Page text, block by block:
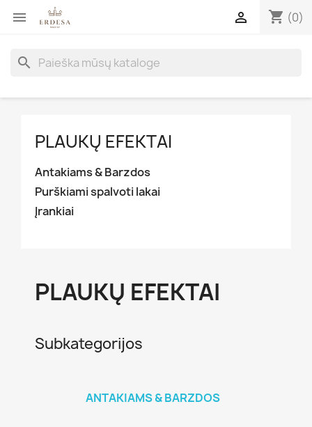
 shopping_cart (0)

search
PLAUKŲ EFEKTAI
Antakiams & Barzdos
Purškiami spalvoti lakai
Įrankiai
PLAUKŲ EFEKTAI
Subkategorijos
ANTAKIAMS & BARZDOS